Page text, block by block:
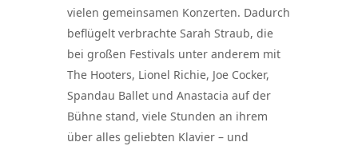
vielen gemeinsamen Konzerten. Dadurch
beflügelt verbrachte Sarah Straub, die
bei großen Festivals unter anderem mit
The Hooters, Lionel Richie, Joe Cocker,
Spandau Ballet und Anastacia auf der
Bühne stand, viele Stunden an ihrem
über alles geliebten Klavier – und